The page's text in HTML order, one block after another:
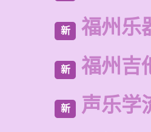
新 福州乐
新 福州吉
新 声乐学